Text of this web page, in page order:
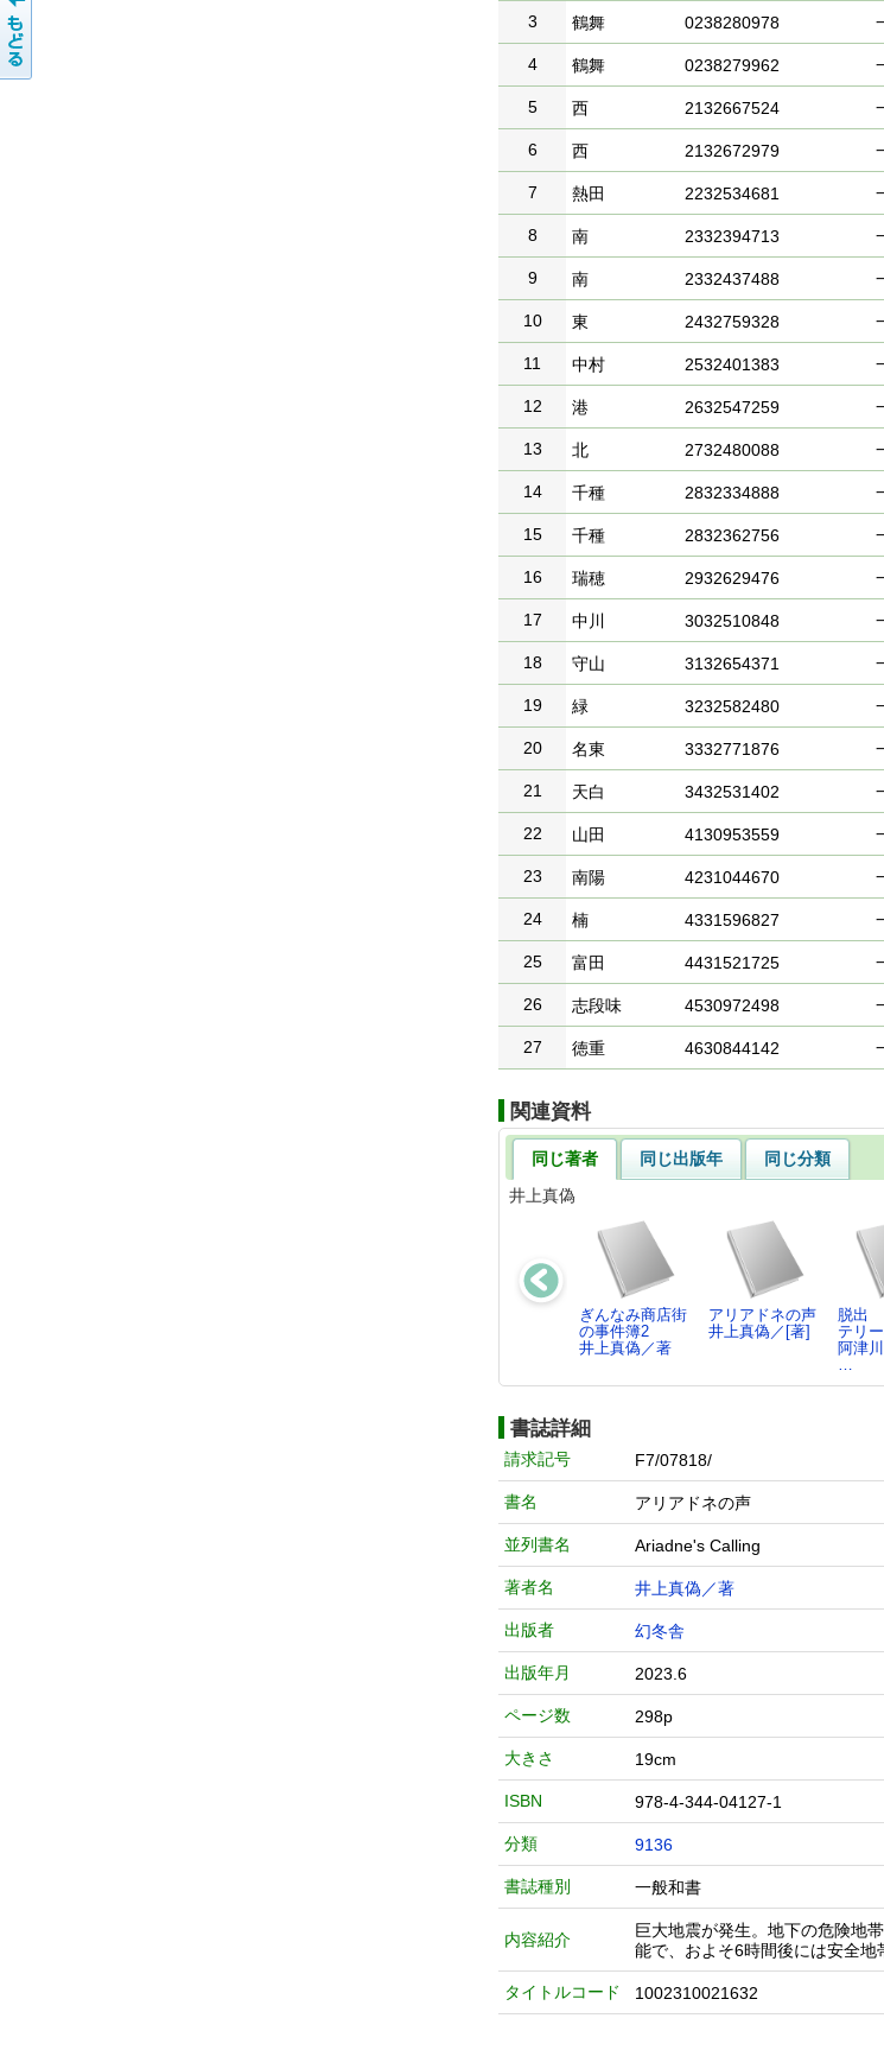
3 鶴舞 0238280978
4 鶴舞 0238279962
5 西 2132667524
6 西 2132672979
7 熱田 2232534681
8 南 2332394713
9 南 2332437488
10 東 2432759328
11 中村 2532401383
12 港 2632547259
13 北 2732480088
14 千種 2832334888
15 千種 2832362756
16 瑞穂 2932629476
17 中川 3032510848
18 守山 3132654371
19 緑 3232582480
20 名東 3332771876
21 天白 3432531402
22 山田 4130953559
23 南陽 4231044670
24 楠 4331596827
25 富田 4431521725
26 志段味 4530972498
27 徳重 4630844142
関連資料
同じ著者 同じ出版年
同じ分類
井上真偽
ぎんなみ商店街
の事件簿2
井上真偽／著
アリアドネの声
井上真偽／[著]
脱出
テリ
阿津
…
書誌詳細
請求記号 F7/07818/
書名 アリアドネの声
並列書名 Ariadne's Calling
著者名 井上真偽／著
出版者 幻冬舎
出版年月 2023.6
ページ数 298p
大きさ 19cm
ISBN 978-4-344-04127-1
分類 9136
書誌種別 一般和書
内容紹介
巨大地震が発生。地下の危険地
能で、およそ6時間後には安全
タイトルコード 1002310021632